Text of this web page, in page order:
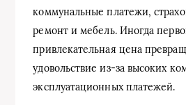
коммунальные платежи,
ремонт и мебель. Иногда
привлекательная цена
удовольствие из-за высоких
эксплуатационных платежей.